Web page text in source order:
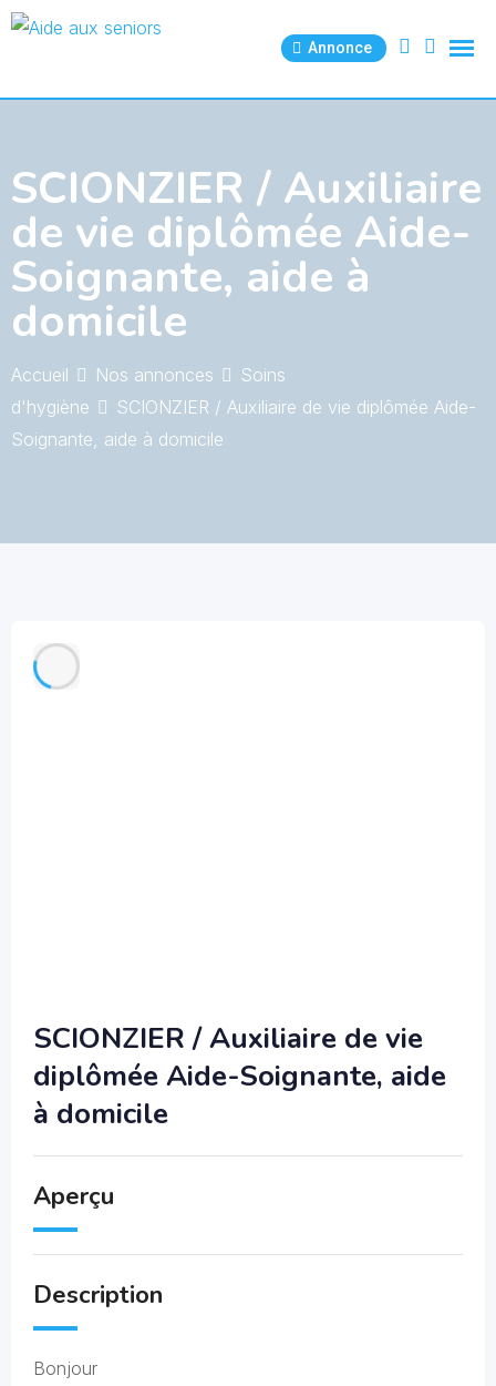
Skip
Annonce
SCIONZIER / Auxiliaire
de vie diplômée Aide-
Soignante, aide à
domicile
Accueil Nos annonces
Soins
d'hygiène
SCIONZIER / Auxiliaire de vie diplômée Aide-
Soignante, aide à domicile
SCIONZIER / Auxiliaire de vie
diplômée Aide-Soignante, aide
à domicile
Aperçu
Description
Bonjour